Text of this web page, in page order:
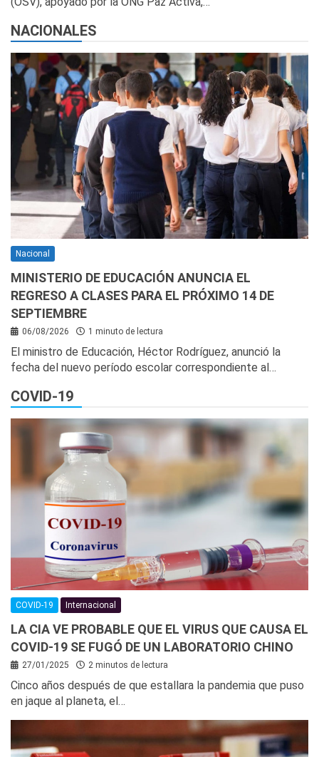
NACIONALES
Nacional
MINISTERIO DE EDUCACIÓN ANUNCIA EL
REGRESO A CLASES PARA EL PRÓXIMO 14 DE
SEPTIEMBRE
06/08/2026 1 minuto de lectura
El ministro de Educación, Héctor Rodríguez, anunció la
fecha del nuevo período escolar correspondiente al…
COVID-19
COVID-19 Internacional
LA CIA VE PROBABLE QUE EL VIRUS QUE CAUSA EL
COVID-19 SE FUGÓ DE UN LABORATORIO CHINO
27/01/2025 2 minutos de lectura
Cinco años después de que estallara la pandemia que puso
en jaque al planeta, el…